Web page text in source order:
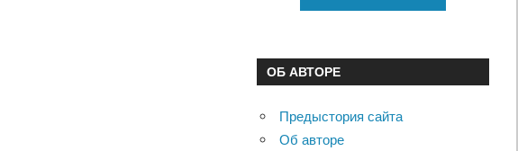
ОБ АВТОРЕ
Предыстория сайта
Об авторе